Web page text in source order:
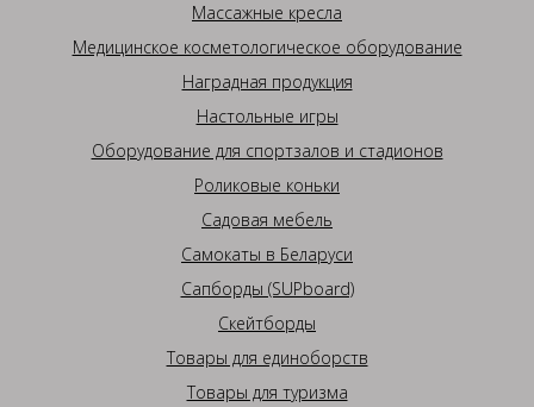
Массажные кресла
Медицинское косметологическое оборудование
Наградная продукция
Настольные игры
Оборудование для спортзалов и стадионов
Роликовые коньки
Садовая мебель
Самокаты в Беларуси
Сапборды (SUPboard)
Скейтборды
Товары для единоборств
Товары для туризма